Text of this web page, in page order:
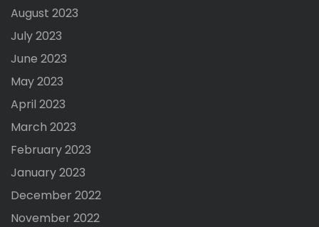
August 2023
July 2023
June 2023
May 2023
April 2023
March 2023
February 2023
January 2023
December 2022
November 2022